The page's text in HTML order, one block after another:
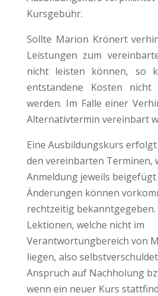
Kursgebühr.
Sollte Marion Krönert
Leistungen zum
nicht leisten können, so
entstandene Kosten
werden. Im Falle einer
Alternativtermin vereinbart
Eine Ausbildungskurs
den vereinbarten Terminen,
Anmeldung jeweils beigefügt
Änderungen können
rechtzeitig bekanntgegeben.
Lektionen, welche nicht im
Verantwortungbereich von
liegen, also
Anspruch auf Nachholung
wenn ein neuer Kurs